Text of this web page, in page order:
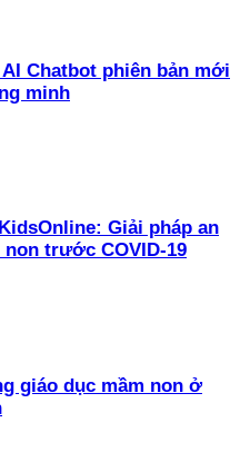
Chatbot phiên bản mới
minh
Giải pháp an
trước COVID-19
giáo dục mầm non ở